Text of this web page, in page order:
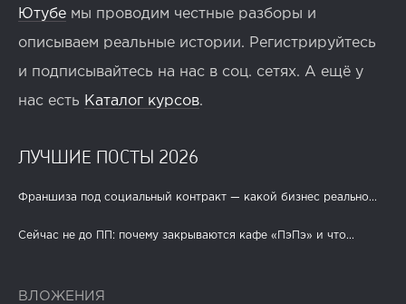
Ютубе мы проводим честные разборы и
описываем реальные истории. Регистрируйтесь
и подписывайтесь на нас в соц. сетях. А ещё у
нас есть Каталог курсов.
ЛУЧШИЕ ПОСТЫ 2026
Франшиза под социальный контракт — какой бизнес реально...
Сейчас не до ПП: почему закрываются кафе «ПэПэ» и что...
ВЛОЖЕНИЯ